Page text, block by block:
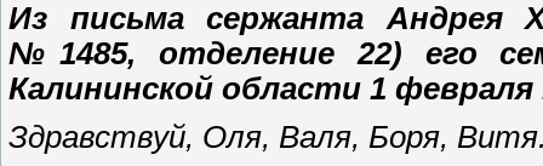
Из письма сержанта Андрея
№1485, отделение 22) его
Калининской области 1 февраля
Здравствуй, Оля, Валя, Боря,